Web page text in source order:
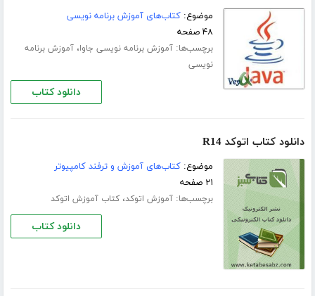
موضوع:کتاب‌های آموزش برنامه نویسی
۴۸ صفحه
برچسب‌ها:آموزش برنامه نویسی جاوا،آموزش برنامه
نویسی
دانلود کتاب
دانلود کتاب اتوکد R14
موضوع:کتاب‌های آموزش و ترفند کامپیوتر
۲۱ صفحه
برچسب‌ها:آموزش اتوکد،کتاب آموزش اتوکد
دانلود کتاب